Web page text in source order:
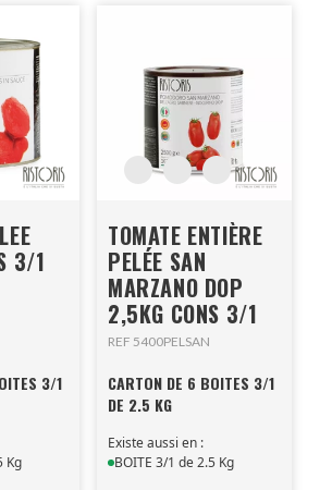
3/1
3/1
Kg
TOMATE ENTIÈRE
PELÉE SAN
MARZANO DOP
2,5KG CONS 3/1
REF 5400PELSAN
CARTON DE 6 BOITES 3/1
DE 2.5 KG
Existe aussi en :
BOITE 3/1 de 2.5 Kg